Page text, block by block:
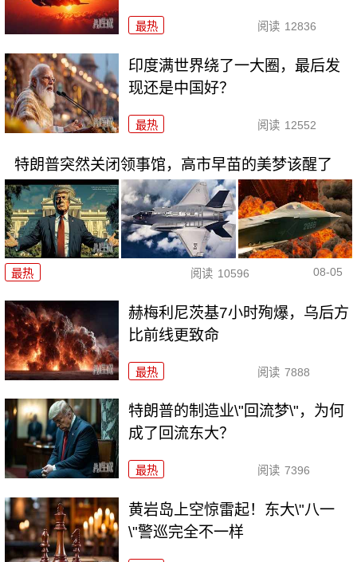
最热 阅读 12836
印度满世界绕了一大圈，最后发
现还是中国好？
最热 阅读 12552
特朗普突然关闭领事馆，高市早苗的美梦该醒了
最热 阅读 10596 08-05
赫梅利尼茨基7小时殉爆，乌后方
比前线更致命
最热 阅读 7888
特朗普的制造业\"回流梦\"，为何
成了回流东大？
最热 阅读 7396
黄岩岛上空惊雷起！东大\"八一
\"警巡完全不一样